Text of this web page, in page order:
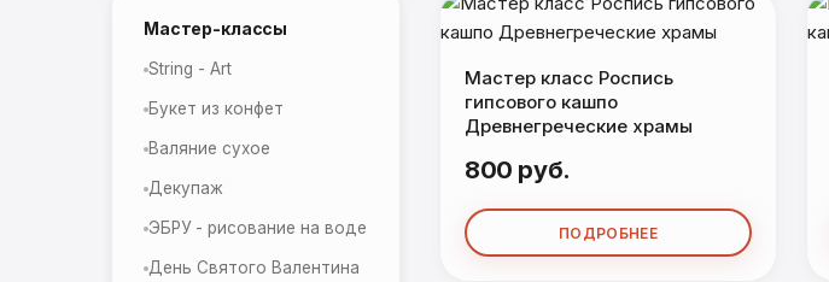
Мастер-классы
String - Art
Букет из конфет
Валяние сухое
Декупаж
ЭБРУ - рисование на воде
День Святого Валентина
Мастер класс Роспись
гипсового кашпо
Древнегреческие храмы
800 руб.
ПОДРОБНЕЕ